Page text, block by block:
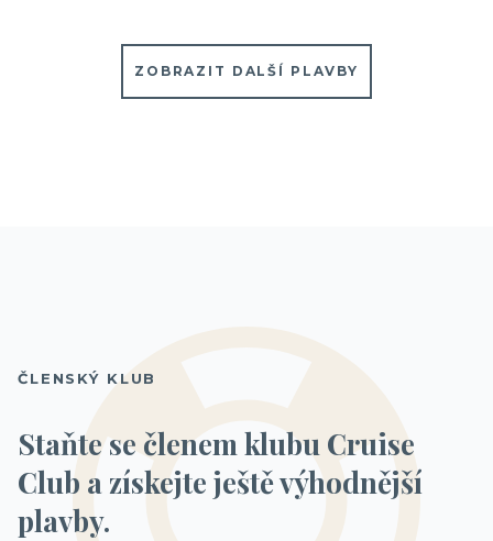
ZOBRAZIT DALŠÍ PLAVBY
ČLENSKÝ KLUB
Staňte se členem klubu Cruise
Club a získejte ještě výhodnější
plavby.